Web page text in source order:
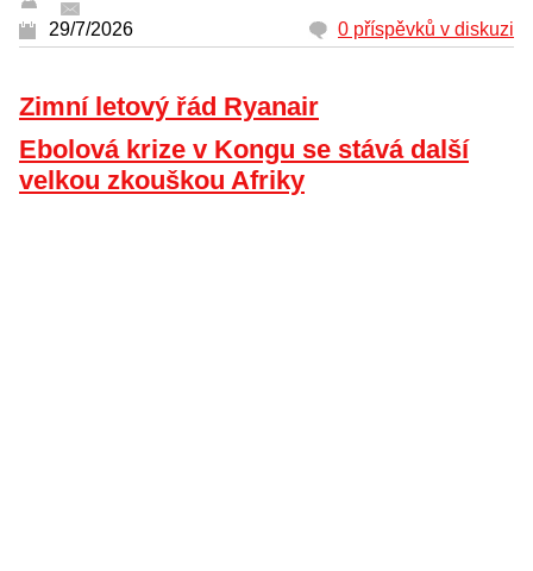
29/7/2026
0 příspěvků v diskuzi
Zimní letový řád Ryanair
Ebolová krize v Kongu se stává další
velkou zkouškou Afriky